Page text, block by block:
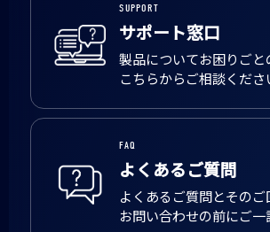
SUPPORT
サポート窓口
製品についてお困りごと
こちらからご相談くださ
FAQ
よくあるご質問
よくあるご質問とそのご
お問い合わせの前にご一